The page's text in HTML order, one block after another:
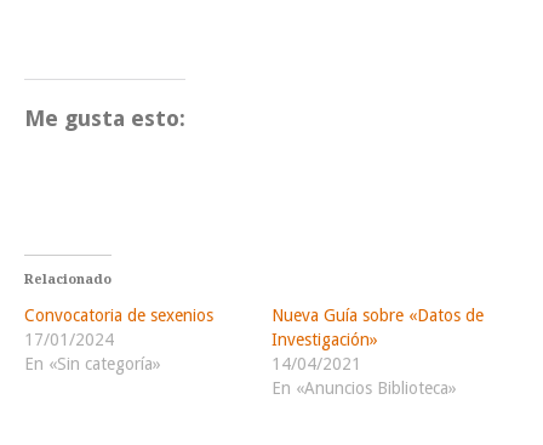
Me gusta esto:
Relacionado
Convocatoria de sexenios
17/01/2024
En «Sin categoría»
Nueva Guía sobre «Datos de
Investigación»
14/04/2021
En «Anuncios Biblioteca»